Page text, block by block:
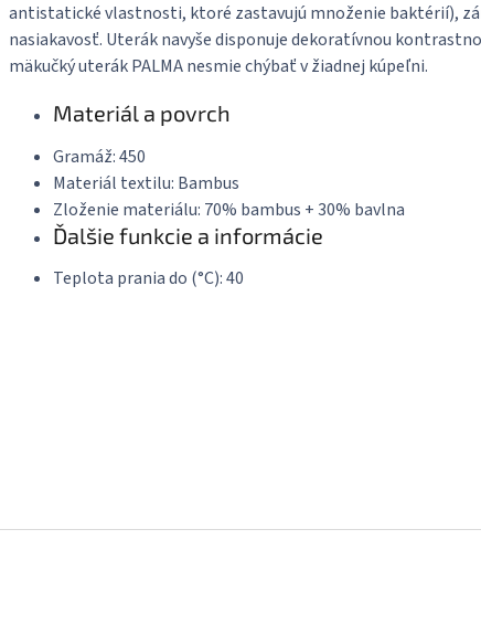
antistatické vlastnosti, ktoré zastavujú množenie baktérií),
nasiakavosť. Uterák navyše disponuje dekoratívnou
mäkučký uterák PALMA nesmie chýbať v žiadnej kúpeľni.
Materiál a povrch
Gramáž:450
Materiál textilu: Bambus
Zloženie materiálu: 70% bambus + 30% bavlna
Ďalšie funkcie a informácie
Teplota prania do (°C):40